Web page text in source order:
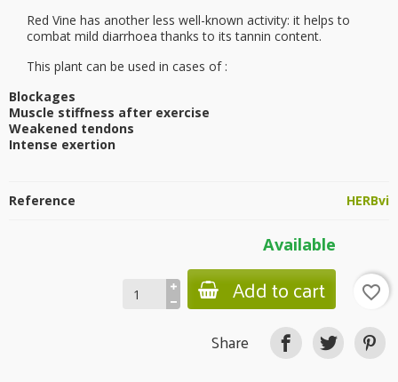
Red Vine has another less well-known activity: it helps to
combat mild diarrhoea thanks to its tannin content.
This plant can be used in cases of :
Blockages
Muscle stiffness after exercise
Weakened tendons
Intense exertion
Reference HERBvi
Available
Add to cart favorite_border
Share